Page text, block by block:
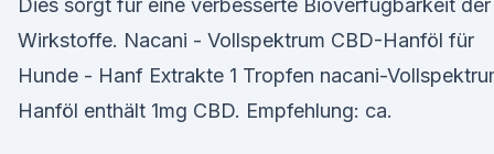
Dies sorgt für eine verbesserte Bioverfügbarkeit der
Wirkstoffe. Nacani - Vollspektrum CBD-Hanföl für
Hunde - Hanf Extrakte 1 Tropfen nacani-
Hanföl enthält 1mg CBD. Empfehlung: ca.